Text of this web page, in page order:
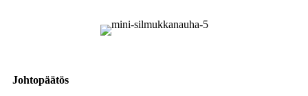
Johtopäätös